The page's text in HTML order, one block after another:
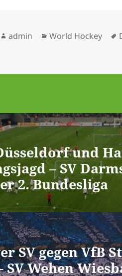
Autor
admin Kategorien
World Hockey
und
– SV
2. Bundesliga
SV gegen VfB
SV Wehen